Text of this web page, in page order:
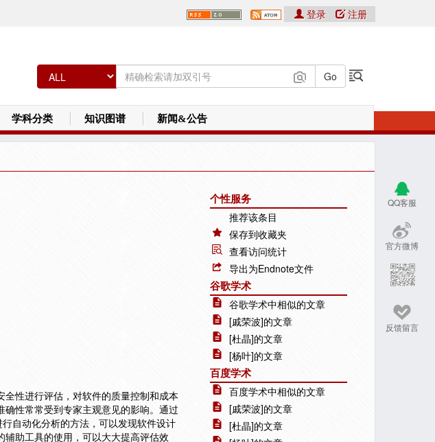
登录 注册
学科分类 知识图谱 新闻&公告
QQ客服
官方微博
反馈留言
性进行评估，对软件的质量控制和成本
性常常受到专家主观意见的影响。通过
自动化分析的方法，可以发现软件设计
助工具的使用，可以大大提高评估效
个性服务
推荐该条目
保存到收藏夹
查看访问统计
导出为Endnote文件
谷歌学术
谷歌学术中相似的文章
[戚荣波]的文章
[杜晶]的文章
[杨叶]的文章
百度学术
百度学术中相似的文章
[戚荣波]的文章
[杜晶]的文章